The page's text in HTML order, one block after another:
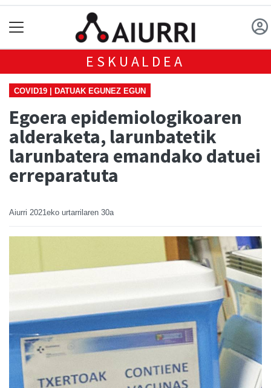
ESKUALDEA
COVID19 | DATUAK EGUNEZ EGUN
Egoera epidemiologikoaren
alderaketa, larunbatetik
larunbatera emandako datuei
erreparatuta
Aiurri 2021eko urtarrilaren 30a